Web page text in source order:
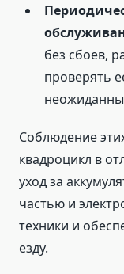
без сбоев,
проверять
Соблюдение
квадроцикл в
уход за
частью и
техники и
езду.